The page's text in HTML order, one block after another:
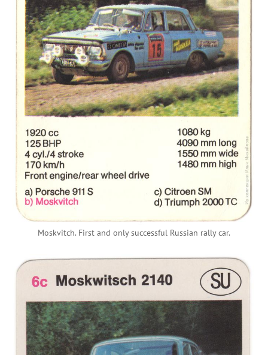
Moskvitch. First and only successful Russian rally car.